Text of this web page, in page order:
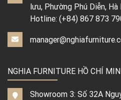
lưu, Phường Phú Diễn, Hà
Hotline: (+84) 867 873
NGHIA FURNITURE HỒ CHÍ
Showroom 3: Số 32A